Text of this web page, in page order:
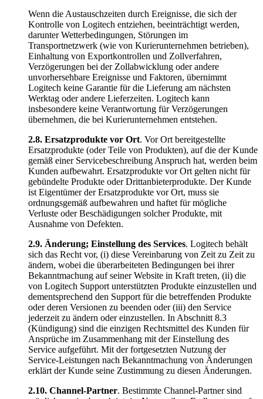
Wenn die Austauschzeiten durch Ereignisse, die sich der
Kontrolle von Logitech entziehen, beeinträchtigt werden,
darunter Wetterbedingungen, Störungen im
Transportnetzwerk (wie von Kurierunternehmen betrieben),
Einhaltung von Exportkontrollen und Zollverfahren,
Verzögerungen bei der Zollabwicklung oder andere
unvorhersehbare Ereignisse und Faktoren, übernimmt
Logitech keine Garantie für die Lieferung am nächsten
Werktag oder andere Lieferzeiten. Logitech kann
insbesondere keine Verantwortung für Verzögerungen
übernehmen, die bei Kurierunternehmen entstehen.
2.8. Ersatzprodukte vor Ort. Vor Ort bereitgestellte
Ersatzprodukte (oder Teile von Produkten), auf die der Kunde
gemäß einer Servicebeschreibung Anspruch hat, werden beim
Kunden aufbewahrt. Ersatzprodukte vor Ort gelten nicht für
gebündelte Produkte oder Drittanbieterprodukte. Der Kunde
ist Eigentümer der Ersatzprodukte vor Ort, muss sie
ordnungsgemäß aufbewahren und haftet für mögliche
Verluste oder Beschädigungen solcher Produkte, mit
Ausnahme von Defekten.
2.9. Änderung; Einstellung des Services. Logitech behält
sich das Recht vor, (i) diese Vereinbarung von Zeit zu Zeit zu
ändern, wobei die überarbeiteten Bedingungen bei ihrer
Bekanntmachung auf seiner Website in Kraft treten, (ii) die
von Logitech Support unterstützten Produkte einzustellen und
dementsprechend den Support für die betreffenden Produkte
oder deren Versionen zu beenden oder (iii) den Service
jederzeit zu ändern oder einzustellen. In Abschnitt 8.3
(Kündigung) sind die einzigen Rechtsmittel des Kunden für
Ansprüche im Zusammenhang mit der Einstellung des
Service aufgeführt. Mit der fortgesetzten Nutzung der
Service-Leistungen nach Bekanntmachung von Änderungen
erklärt der Kunde seine Zustimmung zu diesen Änderungen.
2.10. Channel-Partner. Bestimmte Channel-Partner sind